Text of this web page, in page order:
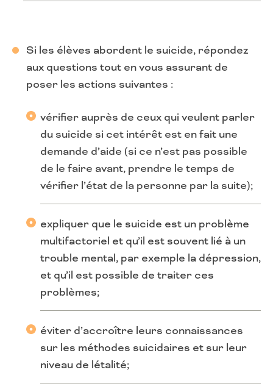
Si les élèves abordent le suicide, répondez
aux questions tout en vous assurant de
poser les actions suivantes :
vérifier auprès de ceux qui veulent parler
du suicide si cet intérêt est en fait une
demande d’aide (si ce n’est pas possible
de le faire avant, prendre le temps de
vérifier l’état de la personne par la suite);
expliquer que le suicide est un problème
multifactoriel et qu’il est souvent lié à un
trouble mental, par exemple la dépression,
et qu’il est possible de traiter ces
problèmes;
éviter d’accroître leurs connaissances
sur les méthodes suicidaires et sur leur
niveau de létalité;